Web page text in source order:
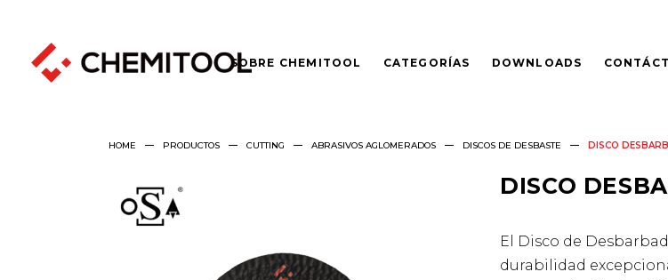
SOBRE CHEMITOOL CATEGORÍAS DOWNLOADS
HOME PRODUCTOS CUTTING ABRASIVOS AGLOMERADOS DISCOS DE DESBASTE DISCO
DISCO
El Disco de
durabilidad